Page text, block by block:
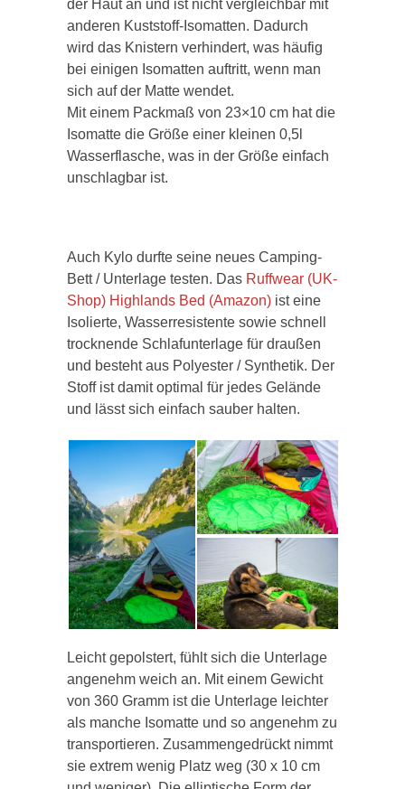
der Haut an und ist nicht vergleichbar mit
anderen Kuststoff-Isomatten. Dadurch
wird das Knistern verhindert, was häufig
bei einigen Isomatten auftritt, wenn man
sich auf der Matte wendet.
Mit einem Packmaß von 23×10 cm hat die
Isomatte die Größe einer kleinen 0,5l
Wasserflasche, was in der Größe einfach
unschlagbar ist.
Auch Kylo durfte seine neues Camping-
Bett / Unterlage testen. Das Ruffwear (UK-
Shop) Highlands Bed (Amazon) ist eine
Isolierte, Wasserresistente sowie schnell
trocknende Schlafunterlage für draußen
und besteht aus Polyester / Synthetik. Der
Stoff ist damit optimal für jedes Gelände
und lässt sich einfach sauber halten.
Leicht gepolstert, fühlt sich die Unterlage
angenehm weich an. Mit einem Gewicht
von 360 Gramm ist die Unterlage leichter
als manche Isomatte und so angenehm zu
transportieren. Zusammengedrückt nimmt
sie extrem wenig Platz weg (30 x 10 cm